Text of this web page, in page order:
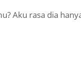
Aku rasa dia